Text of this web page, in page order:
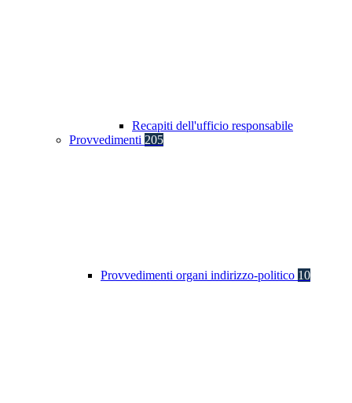
Recapiti dell'ufficio responsabile
Provvedimenti 205
Provvedimenti organi indirizzo-politico 10